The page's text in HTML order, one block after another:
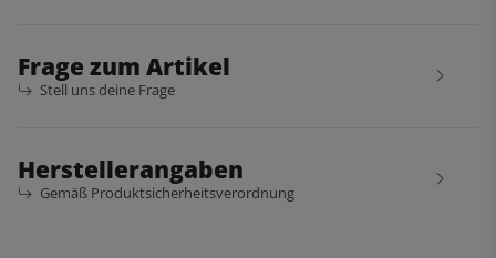
Frage zum Artikel
Stell uns deine Frage
Herstellerangaben
Gemäß Produktsicherheitsverordnung